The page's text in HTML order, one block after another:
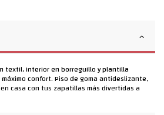
textil, interior en borreguillo y plantilla
confort. Piso de goma antideslizante,
casa con tus zapatillas más divertidas a